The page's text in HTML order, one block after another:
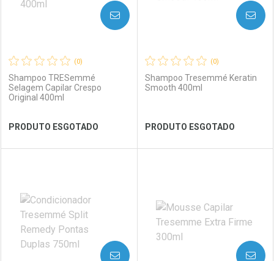
Ver Desconto Convênio Ver Desconto Convênio
(0)
Shampoo TRESemmé
Selagem Capilar Crespo
Original 400ml
PRODUTO ESGOTADO
AVISE-ME
Laboratório
Por Menos
(0)
Shampoo Tresemmé Keratin
Smooth 400ml
PRODUTO ESGOTADO
AVISE-ME
Laboratório
Por Menos
AVISE-ME AVISE-ME